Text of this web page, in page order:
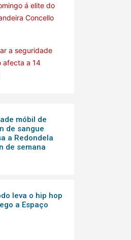
á elite do
Concello
a seguridade
afecta a 14
móbil de
de sangue
a Redondela
de semana
leva o hip hop
a Espaço